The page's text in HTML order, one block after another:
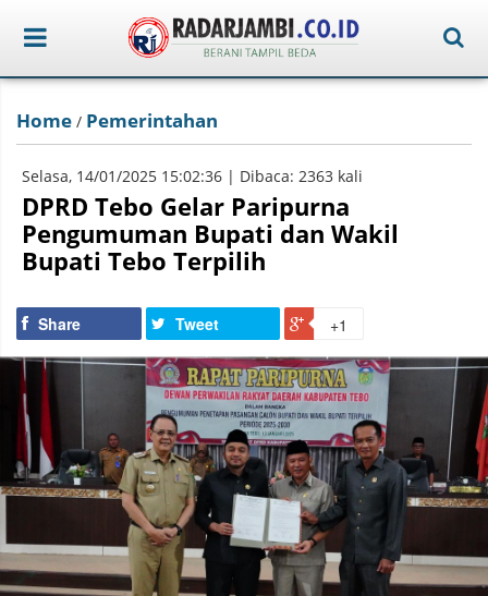
Home / Pemerintahan
Selasa, 14/01/2025 15:02:36 | Dibaca: 2363 kali
DPRD Tebo Gelar Paripurna
Pengumuman Bupati dan Wakil
Bupati Tebo Terpilih
Share Tweet +1